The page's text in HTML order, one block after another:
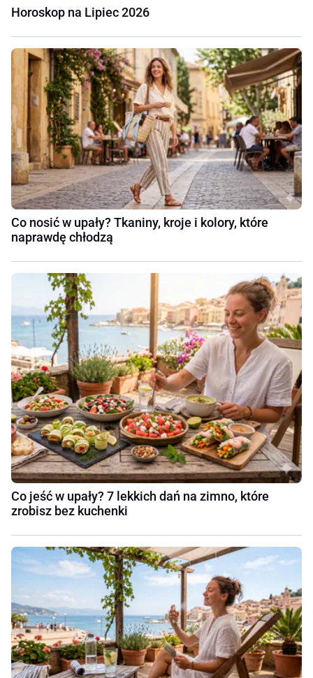
Horoskop na Lipiec 2026
Co nosić w upały? Tkaniny, kroje i kolory, które
naprawdę chłodzą
Co jeść w upały? 7 lekkich dań na zimno, które
zrobisz bez kuchenki